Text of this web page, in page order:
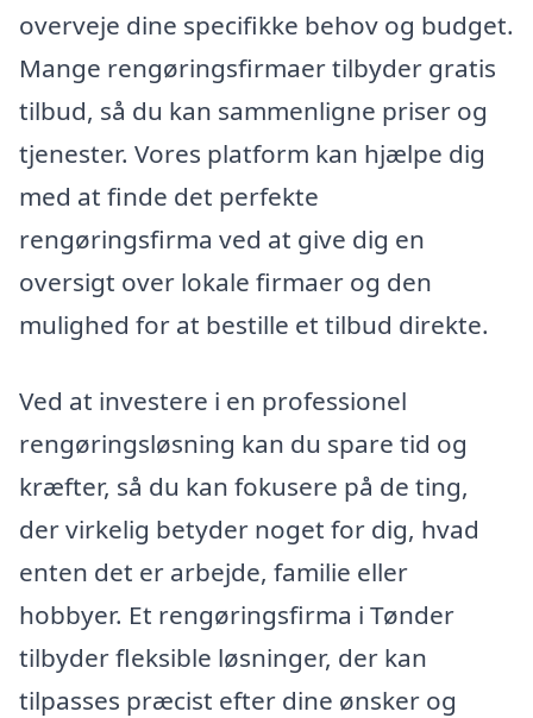
overveje dine specifikke behov og budget.
Mange rengøringsfirmaer tilbyder gratis
tilbud, så du kan sammenligne priser og
tjenester. Vores platform kan hjælpe dig
med at finde det perfekte
rengøringsfirma ved at give dig en
oversigt over lokale firmaer og den
mulighed for at bestille et tilbud direkte.
Ved at investere i en professionel
rengøringsløsning kan du spare tid og
kræfter, så du kan fokusere på de ting,
der virkelig betyder noget for dig, hvad
enten det er arbejde, familie eller
hobbyer. Et rengøringsfirma i Tønder
tilbyder fleksible løsninger, der kan
tilpasses præcist efter dine ønsker og